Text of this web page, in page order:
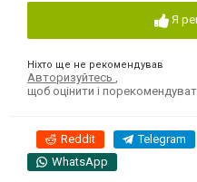
Я
Ніхто ще не рекомендував
Авторизуйтесь
щоб оцінити і
Reddit Telegram
WhatsApp